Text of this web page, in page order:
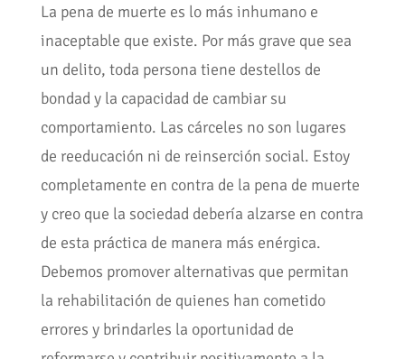
La pena de muerte es lo más inhumano e
inaceptable que existe. Por más grave que sea
un delito, toda persona tiene destellos de
bondad y la capacidad de cambiar su
comportamiento. Las cárceles no son lugares
de reeducación ni de reinserción social. Estoy
completamente en contra de la pena de muerte
y creo que la sociedad debería alzarse en contra
de esta práctica de manera más enérgica.
Debemos promover alternativas que permitan
la rehabilitación de quienes han cometido
errores y brindarles la oportunidad de